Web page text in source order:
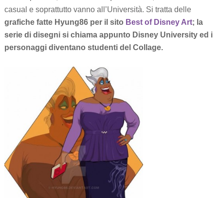
casual e soprattutto vanno all’Università. Si tratta delle
grafiche fatte Hyung86 per il sito Best of Disney Art; la
serie di disegni si chiama appunto Disney University ed i
personaggi diventano studenti del Collage.